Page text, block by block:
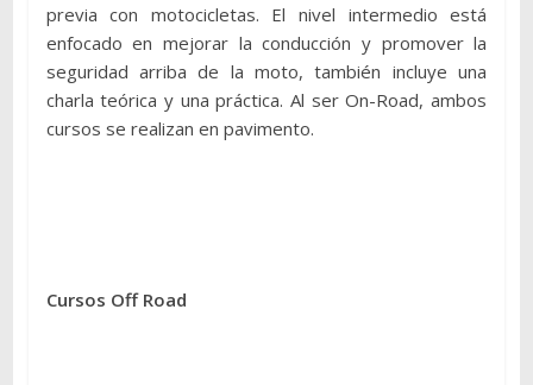
previa con motocicletas. El nivel intermedio está
enfocado en mejorar la conducción y promover la
seguridad arriba de la moto, también incluye una
charla teórica y una práctica. Al ser On-Road, ambos
cursos se realizan en pavimento.
Cursos Off Road